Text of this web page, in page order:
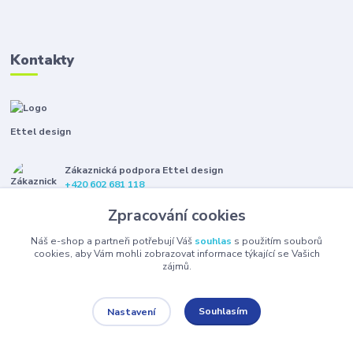
Kontakty
Ettel design
Zákaznická podpora Ettel design
+420 602 681 118
Zpracování cookies
Náš e-shop a partneři potřebují Váš souhlas s použitím souborů
cookies, aby Vám mohli zobrazovat informace týkající se Vašich
zájmů.
Nastavení Souhlasím